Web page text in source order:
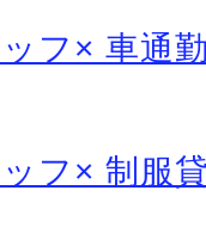
フ× 車通
フ× 制服